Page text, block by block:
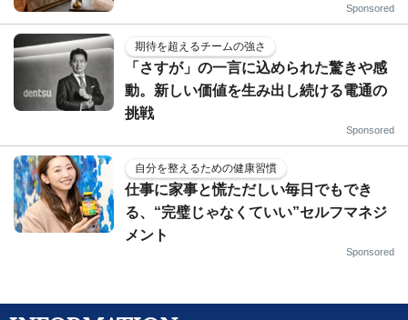
Sponsored
期待を超えるチームの強さ
「さすが」の一言に込められた驚きや感
動。新しい価値を生み出し続ける電通の
挑戦
Sponsored
自分を整えるための健康習慣
仕事に家事と慌ただしい毎日でもでき
る、“完璧じゃなくていい”セルフマネジ
メント
Sponsored